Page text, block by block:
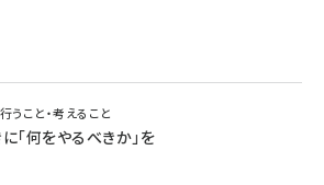
こと・考えること
「何をやるべきか」を